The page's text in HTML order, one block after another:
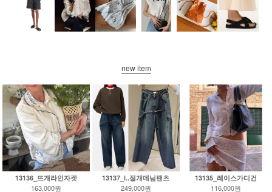
new item
13136_뜨개라인자켓
163,000원
13137_l..절개데님팬츠
249,000원
13135_레이스가디건
116,000원